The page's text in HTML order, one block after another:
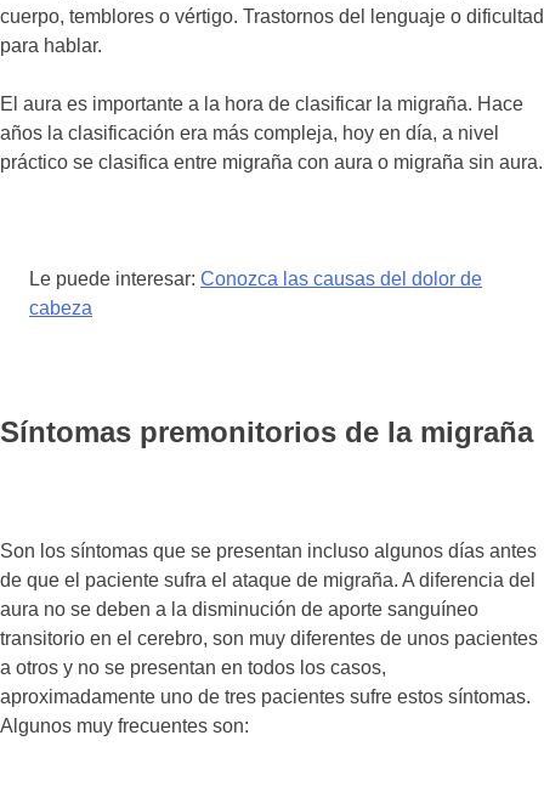
cuerpo, temblores o vértigo. Trastornos del lenguaje o dificultad
para hablar.
El aura es importante a la hora de clasificar la migraña. Hace
años la clasificación era más compleja, hoy en día, a nivel
práctico se clasifica entre migraña con aura o migraña sin aura.
Le puede interesar: Conozca las causas del dolor de
cabeza
Síntomas premonitorios de la migraña
Son los síntomas que se presentan incluso algunos días antes
de que el paciente sufra el ataque de migraña. A diferencia del
aura no se deben a la disminución de aporte sanguíneo
transitorio en el cerebro, son muy diferentes de unos pacientes
a otros y no se presentan en todos los casos,
aproximadamente uno de tres pacientes sufre estos síntomas.
Algunos muy frecuentes son: